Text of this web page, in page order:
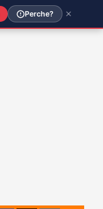
Perche?